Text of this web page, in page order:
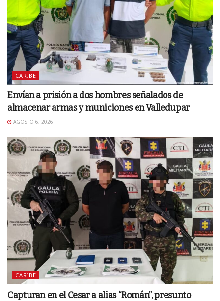
CARIBE
Envían a prisión a dos hombres señalados de
almacenar armas y municiones en Valledupar
AGOSTO 6, 2026
CARIBE
Capturan en el Cesar a alias “Román”, presunto